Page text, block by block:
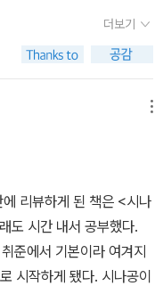
버전이라 좋았고, 매번
너무 좋은 거 같아요 !
요약집 등 제공되는 자
보는 거 같아서 추천드
수 있는 확률이 높아지
느낌이랄까 ㅋㅋㅋㅋㅋ
니당 !입맛대로 활용하기
나로시험 준비는 다 할
다 :D
더보기
리뷰하게 된 책은 <시나
도 시간 내서 공부했다.
준에서 기본이라 여겨지
시작하게 됐다. 시나공이